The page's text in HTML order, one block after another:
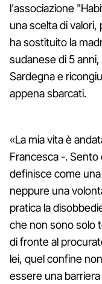
l'associazione
una scelta di
ha sostituito la
sudanese di 5
Sardegna e
appena sbarcati.
«La mia vita è
Francesca -. Sento
definisce come
neppure una
pratica la
che non sono solo
di fronte al
lei, quel confine
essere una